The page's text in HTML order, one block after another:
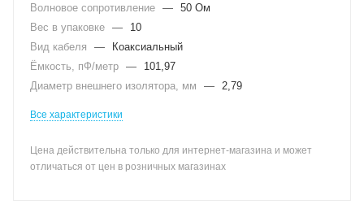
Волновое сопротивление — 50 Ом
Вес в упаковке —
10
Вид кабеля
—
Коаксиальный
Ёмкость, пФ/метр —
101,97
Диаметр внешнего изолятора, мм
— 2,79
Все характеристики
Цена действительна только для интернет-магазина и может
отличаться от цен в розничных магазинах